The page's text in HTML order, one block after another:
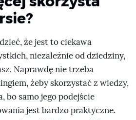
że jest to ciekawa
niezależnie od dziedziny,
Naprawdę nie trzeba
żeby skorzystać z wiedzy,
bo samo jego podejście
jest bardzo praktyczne.